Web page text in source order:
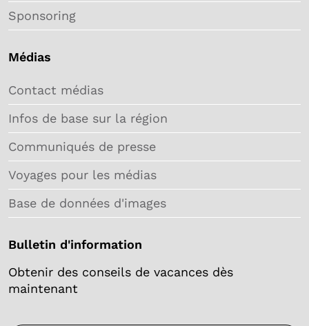
Sponsoring
Médias
Contact médias
Infos de base sur la région
Communiqués de presse
Voyages pour les médias
Base de données d'images
Bulletin d'information
Obtenir des conseils de vacances dès
maintenant